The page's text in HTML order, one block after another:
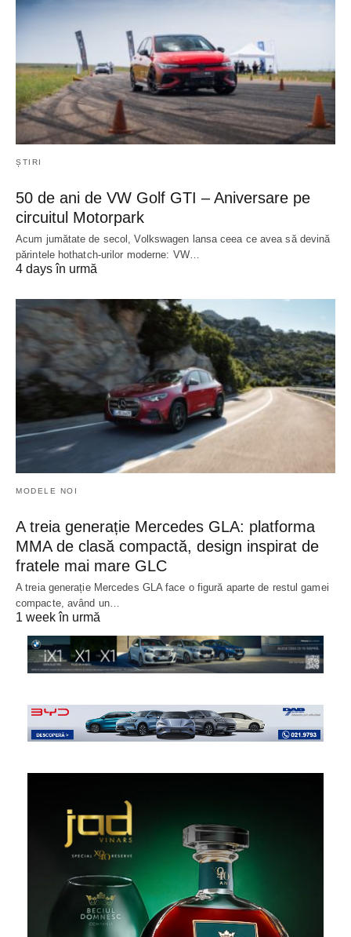
ȘTIRI
50 de ani de VW Golf GTI – Aniversare pe
circuitul Motorpark
Acum jumătate de secol, Volkswagen lansa ceea ce avea să devină
părintele hothatch-urilor moderne: VW…
4 days în urmă
MODELE NOI
A treia generație Mercedes GLA: platforma
MMA de clasă compactă, design inspirat de
fratele mai mare GLC
A treia generație Mercedes GLA face o figură aparte de restul gamei
compacte, având un…
1 week în urmă